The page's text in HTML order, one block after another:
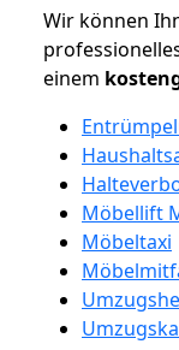
Wir können
einem
Möbellift
Möbeltaxi